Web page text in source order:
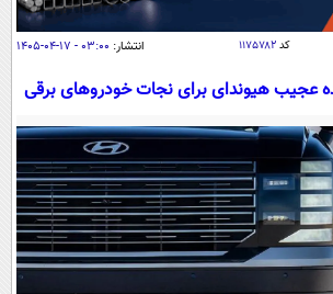
اقتصاد
اقتصادی
جامعه
حوادث
سلامت
یک برش دانایی
بین الملل
سیاست خارجی
فرهنگ و هنر
علم و دانش
فناوری و It
قرآن
کد ۱۱۷۵۷۸۲ انتشار: ۰۳:۰۰ - ۱۷-۰۴-۱۴۰۵
عجیب هیوندای برای نجات خودروهای برقی